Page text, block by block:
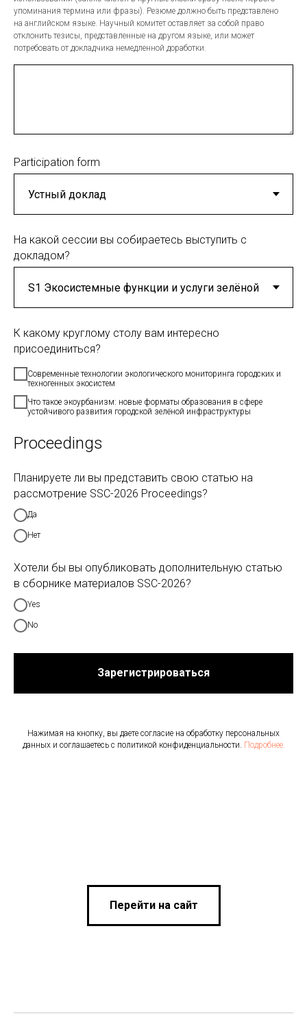
упоминания термина или фразы). Резюме должно быть представлено
на английском языке. Научный комитет оставляет за собой право
отклонить тезисы, представленные на другом языке, или может
потребовать от докладчика немедленной доработки.
Participation form
На какой сессии вы собираетесь выступить с
докладом?
К какому круглому столу вам интересно
присоединиться?
Современные технологии экологического мониторинга городских и
техногенных экосистем
Что такое экоурбанизм: новые форматы образования в сфере
устойчивого развития городской зелёной инфраструктуры
Proceedings
Планируете ли вы представить свою статью на
рассмотрение SSC-2026 Proceedings?
Да
Нет
Хотели бы вы опубликовать дополнительную статью
в сборнике материалов SSC-2026?
Yes
No
Зарегистрироваться
Нажимая на кнопку, вы даете согласие на обработку персональных
данных и соглашаетесь c политикой конфиденциальности. Подробнее.
Перейти на сайт